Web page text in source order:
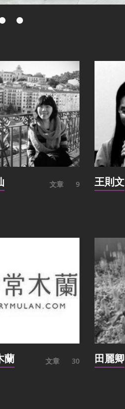
文章 9 王則文
蘭 文章 30 田麗卿